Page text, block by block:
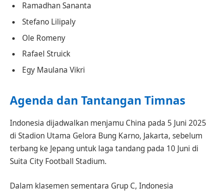
Ramadhan Sananta
Stefano Lilipaly
Ole Romeny
Rafael Struick
Egy Maulana Vikri
Agenda dan Tantangan Timnas
Indonesia dijadwalkan menjamu China pada 5 Juni 2025
di Stadion Utama Gelora Bung Karno, Jakarta, sebelum
terbang ke Jepang untuk laga tandang pada 10 Juni di
Suita City Football Stadium.
Dalam klasemen sementara Grup C, Indonesia